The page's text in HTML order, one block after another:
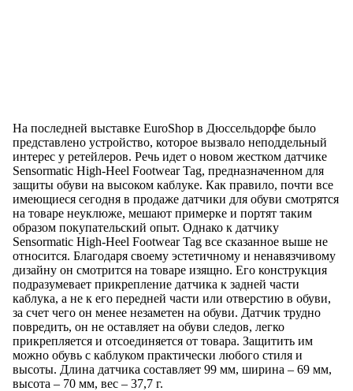
На последней выставке EuroShop в Дюссельдорфе было
представлено устройство, которое вызвало неподдельный
интерес у ретейлеров. Речь идет о новом жестком датчике
Sensormatic High-Heel Footwear Tag, предназначенном для
защиты обуви на высоком каблуке. Как правило, почти все
имеющиеся сегодня в продаже датчики для обуви смотрятся
на товаре неуклюже, мешают примерке и портят таким
образом покупательский опыт. Однако к датчику
Sensormatic High-Heel Footwear Tag все сказанное выше не
относится. Благодаря своему эстетичному и ненавязчивому
дизайну он смотрится на товаре изящно. Его конструкция
подразумевает прикрепление датчика к задней части
каблука, а не к его передней части или отверстию в обуви,
за счет чего он менее незаметен на обуви. Датчик трудно
повредить, он не оставляет на обуви следов, легко
прикрепляется и отсоединяется от товара. Защитить им
можно обувь с каблуком практически любого стиля и
высоты. Длина датчика составляет 99 мм, ширина – 69 мм,
высота – 70 мм, вес – 37,7 г.